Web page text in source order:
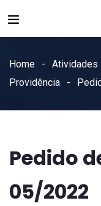
Home Atividades
Providência
Pedido
05/2022